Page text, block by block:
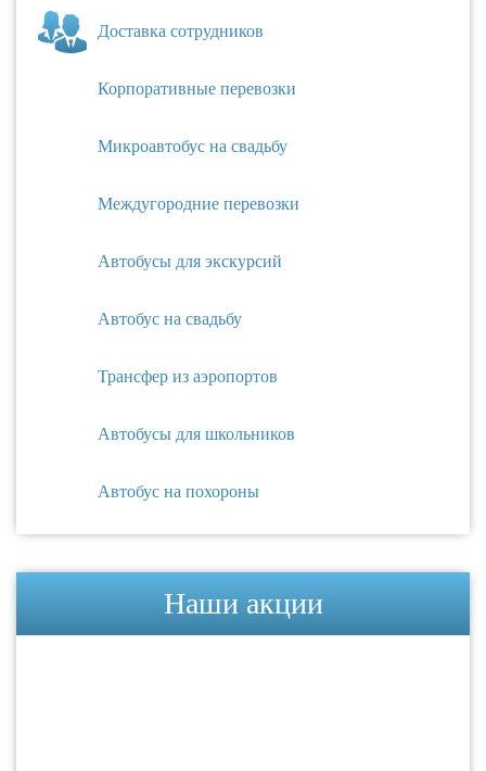
Доставка сотрудников
Корпоративные перевозки
Микроавтобус на свадьбу
Междугородние перевозки
Автобусы для экскурсий
Автобус на свадьбу
Трансфер из аэропортов
Автобусы для школьников
Автобус на похороны
Наши акции